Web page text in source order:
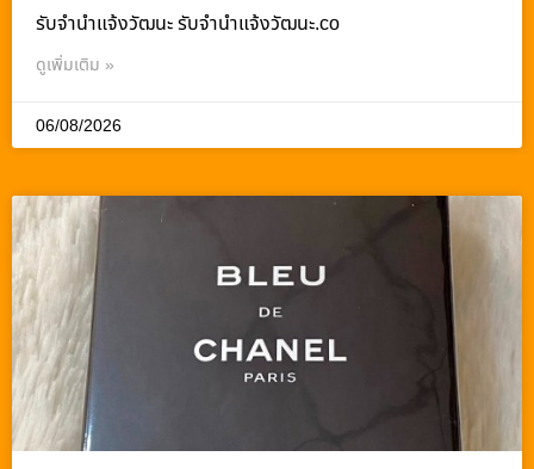
รับจํานําแจ้งวัฒนะ รับจํานําแจ้งวัฒนะ.co
ดูเพิ่มเติม »
06/08/2026